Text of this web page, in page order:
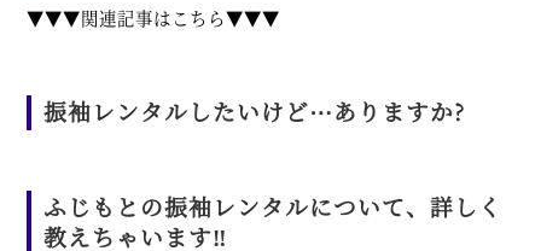
▼▼▼関連記事はこちら▼▼▼
振袖レンタルしたいけど⋯ありますか?
ふじもとの振袖レンタルについて、詳しく
教えちゃいます‼︎